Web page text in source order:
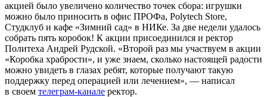
акцией было увеличено количество точек сбора: игрушки
можно было приносить в офис ПРОФа, Polytech Store,
Студклуб и кафе «Зимний сад» в НИКе. За две недели удалось
собрать пять коробок! К акции присоединился и ректор
Политеха Андрей Рудской.
Второй раз мы участвуем в акции
«Коробка храбрости», и уже знаем, сколько настоящей радости
можно увидеть в глазах ребят, которые получают такую
поддержку перед операцией или лечением , — написал
в своем телеграм-канале ректор.